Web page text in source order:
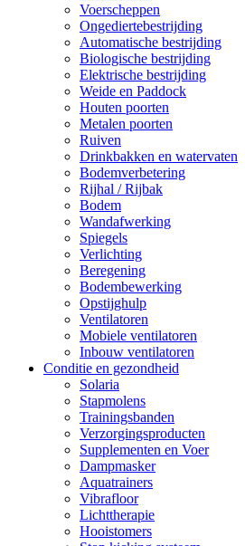
Voerscheppen
Ongediertebestrijding
Automatische bestrijding
Biologische bestrijding
Elektrische bestrijding
Weide en Paddock
Houten poorten
Metalen poorten
Ruiven
Drinkbakken en watervaten
Bodemverbetering
Rijhal / Rijbak
Bodem
Wandafwerking
Spiegels
Verlichting
Beregening
Bodembewerking
Opstijghulp
Ventilatoren
Mobiele ventilatoren
Inbouw ventilatoren
Conditie en gezondheid
Solaria
Stapmolens
Trainingsbanden
Verzorgingsproducten
Supplementen en Voer
Dampmasker
Aquatrainers
Vibrafloor
Lichttherapie
Hooistomers